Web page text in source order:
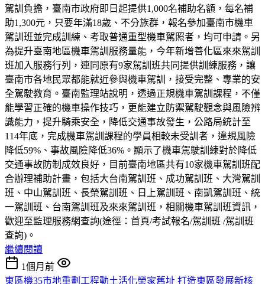
駕訓負擔，臺南市政府即日起提供1,000名補助名額，每名補
助1,300元，只要年滿18歲、不分族群，報名參加臺南市機車
駕訓班並完成訓練、考取普通重型機車駕照者，均可申請。另
為提升臺南地區機車駕訓服務量能，今年新增善化區來來駕訓
班加入服務行列，連同原有9家駕訓班共同提供訓練服務，讓
臺南市各地民眾都能就近參與機車駕訓，接受完整、專業的安
全駕駛教育。臺南監理站說明，透過正規機車駕訓課程，不僅
能學習正確的機車操作技巧，更能建立防禦駕駛觀念與風險辨
識能力，提升騎乘安全，降低交通事故發生，公路局統計至
114年底，完成機車駕訓課程的學員相較未受訓者，違規風險
降低59%、事故風險降低36%。顯示了機車駕駛訓練對於降低
交通事故防制成效良好，目前臺南地區共有10家機車駕訓班配
合辦理補助計畫，包括大台南駕訓班、成功駕訓班、大灣駕訓
班、中山駕訓班、長榮駕訓班、日上駕訓班、南凱駕訓班、統
一駕訓班、台南駕訓班及來來駕訓班，相關機車駕訓班資訊，
歡迎至監理服務網查詢(途徑：首頁/考試報名/駕訓班 /駕訓班
查詢)。
繼續閱讀
1個月前
東區機35市地重劃工程動土活化榮家舊址 打造東區發展新核